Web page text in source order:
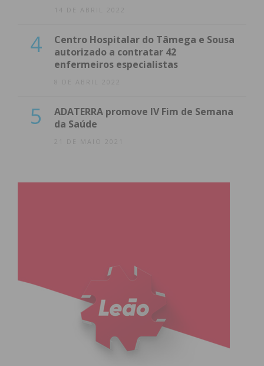
14 DE ABRIL 2022
4
Centro Hospitalar do Tâmega e Sousa
autorizado a contratar 42
enfermeiros especialistas
8 DE ABRIL 2022
5
ADATERRA promove IV Fim de Semana
da Saúde
21 DE MAIO 2021